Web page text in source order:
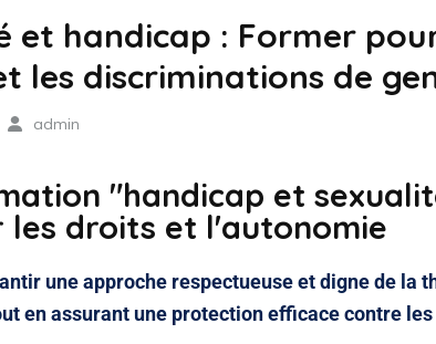
et handicap : Former
les discriminations de
admin
"handicap et
droits et l'autonomie
une approche respectueuse et digne de la
en assurant une protection efficace contre